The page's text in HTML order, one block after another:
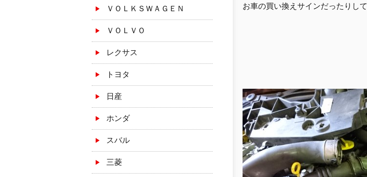
ＶＯＬＫＳＷＡＧＥＮ
ＶＯＬＶＯ
レクサス
トヨタ
日産
ホンダ
スバル
三菱
お車の買い換えサインだったりして